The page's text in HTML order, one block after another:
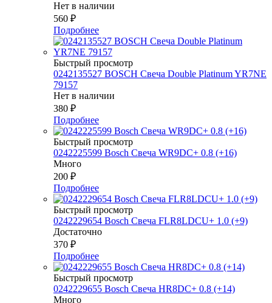
Нет в наличии
560 ₽
Подробнее
Быстрый просмотр
0242135527 BOSСH Свеча Double Platinum YR7NE
79157
Нет в наличии
380 ₽
Подробнее
Быстрый просмотр
0242225599 Bosch Свеча WR9DC+ 0.8 (+16)
Много
200 ₽
Подробнее
Быстрый просмотр
0242229654 Bosch Свеча FLR8LDCU+ 1.0 (+9)
Достаточно
370 ₽
Подробнее
Быстрый просмотр
0242229655 Bosch Свеча HR8DC+ 0.8 (+14)
Много